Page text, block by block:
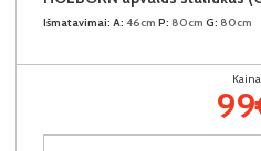
Išmatavimai: A: 46cm P: 80cm G: 80cm
Kaina: